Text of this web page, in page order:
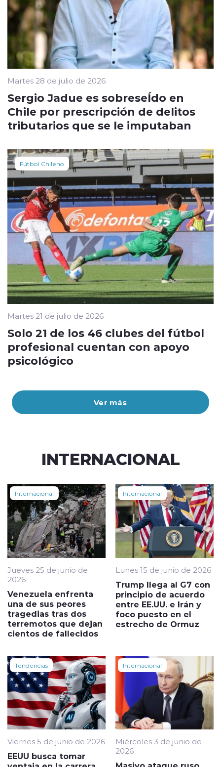
Ver más
Martes 28 de julio de 2026
Sergio Jadue es sobreseÍdo en
Chile por prescripción de delitos
tributarios que se le imputaban
Fútbol Chileno
Martes 21 de julio de 2026
Solo 21 de los 46 clubes del fútbol
profesional cuentan con apoyo
psicológico
INTERNACIONAL
Internacional
Jueves 25 de junio de
2026
Venezuela enfrenta
una de sus peores
tragedias tras dos
terremotos que dejan
cientos de fallecidos
Internacional
Lunes 15 de junio de 2026
Trump llega al G7 con
principio de acuerdo
entre EE.UU. e Irán y
foco puesto en el
estrecho de Ormuz
Tendencias
Viernes 5 de junio de 2026
EEUU busca tomar
Internacional
Miércoles 3 de junio de
2026